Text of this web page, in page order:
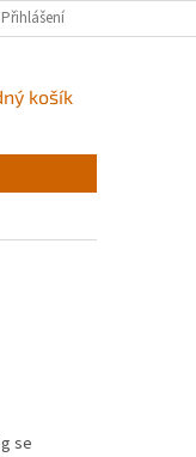
Přihlášení
košík
se